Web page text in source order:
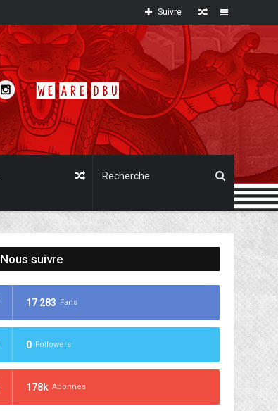
Sidebar
Article
au
hasard
Suivre
Article
Nous suivre
17 283 Fans
0 Followers
178k Abonnés